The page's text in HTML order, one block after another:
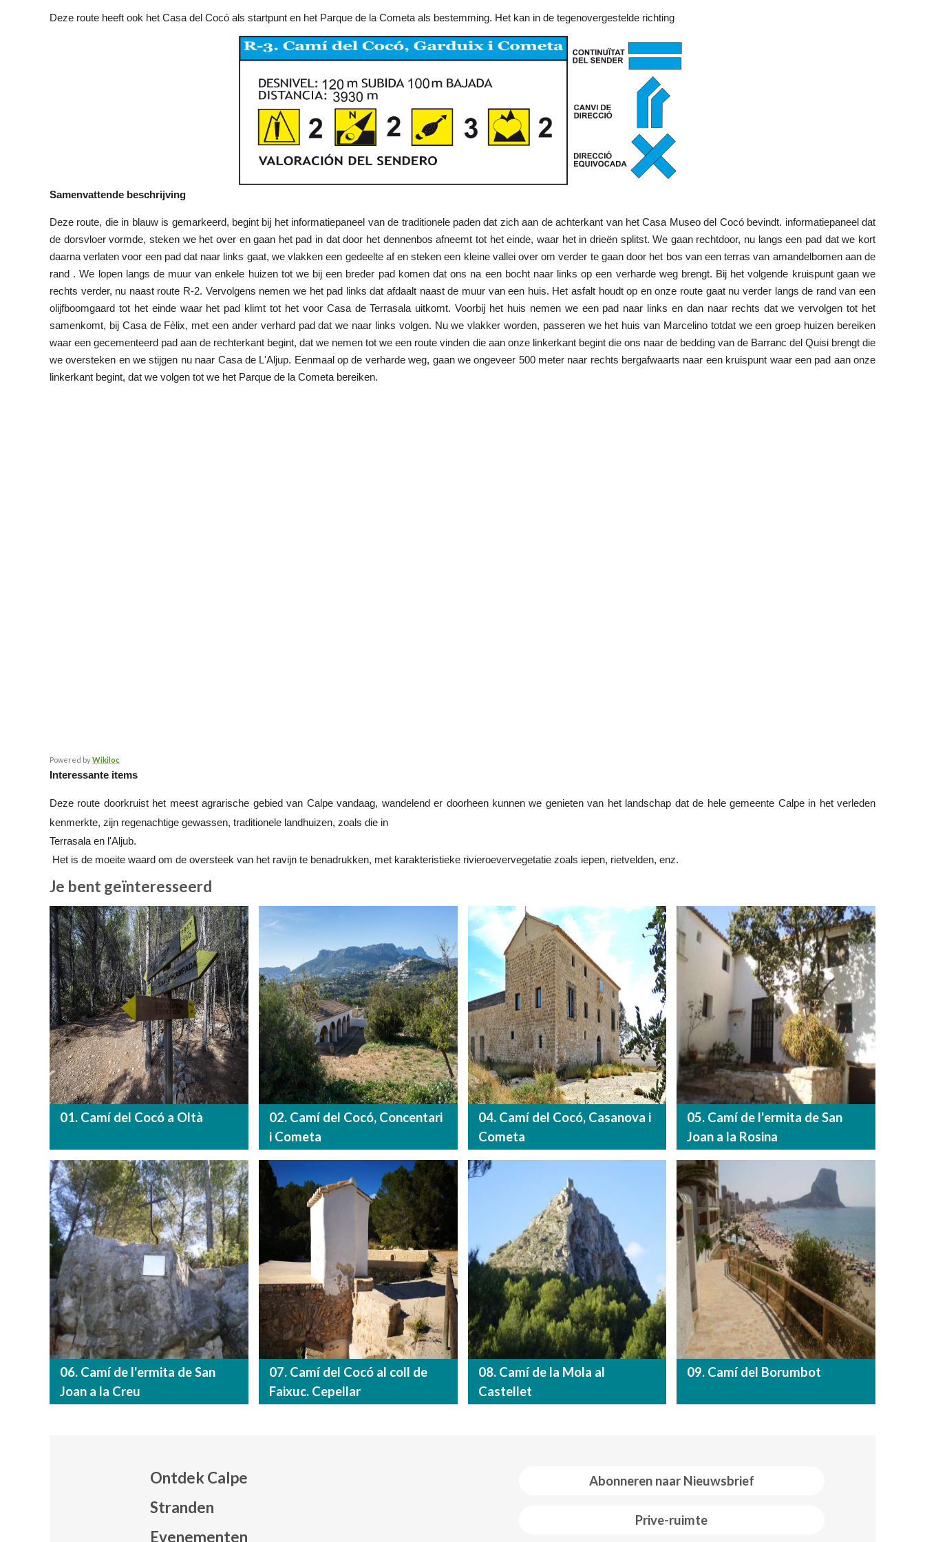
Deze route heeft ook het Casa del Cocó als startpunt en het Parque de la Cometa als bestemming. Het kan in de tegenovergestelde richting
Samenvattende beschrijving
Deze route, die in blauw is gemarkeerd, begint bij het informatiepaneel van de traditionele paden dat zich aan de achterkant van het Casa Museo del Cocó bevindt. informatiepaneel dat
de dorsvloer vormde, steken we het over en gaan het pad in dat door het dennenbos afneemt tot het einde, waar het in drieën splitst. We gaan rechtdoor, nu langs een pad dat we kort
daarna verlaten voor een pad dat naar links gaat, we vlakken een gedeelte af en steken een kleine vallei over om verder te gaan door het bos van een terras van amandelbomen aan de
rand . We lopen langs de muur van enkele huizen tot we bij een breder pad komen dat ons na een bocht naar links op een verharde weg brengt. Bij het volgende kruispunt gaan we
rechts verder, nu naast route R-2. Vervolgens nemen we het pad links dat afdaalt naast de muur van een huis. Het asfalt houdt op en onze route gaat nu verder langs de rand van een
olijfboomgaard tot het einde waar het pad klimt tot het voor Casa de Terrasala uitkomt. Voorbij het huis nemen we een pad naar links en dan naar rechts dat we vervolgen tot het
samenkomt, bij Casa de Fèlix, met een ander verhard pad dat we naar links volgen. Nu we vlakker worden, passeren we het huis van Marcelino totdat we een groep huizen bereiken
waar een gecementeerd pad aan de rechterkant begint, dat we nemen tot we een route vinden die aan onze linkerkant begint die ons naar de bedding van de Barranc del Quisi brengt die
we oversteken en we stijgen nu naar Casa de L'Aljup. Eenmaal op de verharde weg, gaan we ongeveer 500 meter naar rechts bergafwaarts naar een kruispunt waar een pad aan onze
linkerkant begint, dat we volgen tot we het Parque de la Cometa bereiken.
Powered byWikiloc
Interessante items
Deze route doorkruist het meest agrarische gebied van Calpe vandaag, wandelend er doorheen kunnen we genieten van het landschap dat de hele gemeente Calpe in het verleden
kenmerkte, zijn regenachtige gewassen, traditionele landhuizen, zoals die in
Terrasala en l'Aljub.
Het is de moeite waard om de oversteek van het ravijn te benadrukken, met karakteristieke rivieroevervegetatie zoals iepen, rietvelden, enz.
Je bent geïnteresseerd
01. Camí del Cocó a Oltà
02. Camí del Cocó, Concentari
i Cometa
04. Camí del Cocó, Casanova i
Cometa
05. Camí de l'ermita de San
Joan a la Rosina
06. Camí de l'ermita de San
Joan a la Creu
07. Camí del Cocó al coll de
Faixuc. Cepellar
08. Camí de la Mola al
Castellet
09. Camí del Borumbot
Abonneren naar Nieuwsbrief
Prive-ruimte
Ontdek Calpe
Stranden
Evenementen